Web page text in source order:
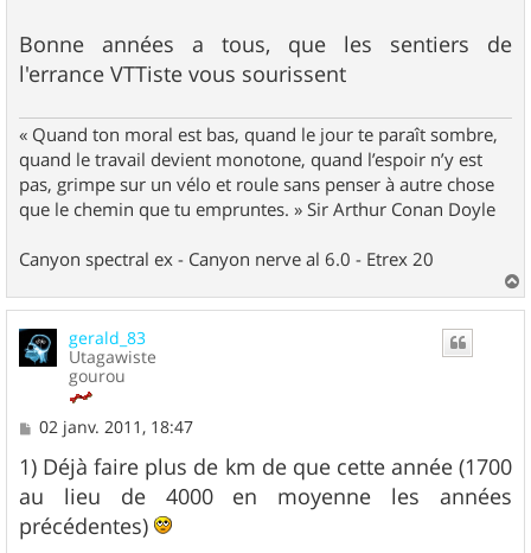
Bonne années a tous, que les sentiers de
l'errance VTTiste vous sourissent
« Quand ton moral est bas, quand le jour te paraît sombre,
quand le travail devient monotone, quand l’espoir n’y est
pas, grimpe sur un vélo et roule sans penser à autre chose
que le chemin que tu empruntes. » Sir Arthur Conan Doyle
Canyon spectral ex - Canyon nerve al 6.0 - Etrex 20
a
gerald_83
Utagawiste
gourou
M
s
s
a
g
e
02 janv. 2011, 18:47
1) Déjà faire plus de km de que cette année (1700
au lieu de 4000 en moyenne les années
précédentes)